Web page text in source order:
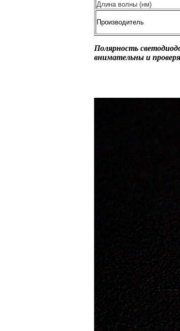
Длина волны (нм)
Производитель
Полярность
внимательны и